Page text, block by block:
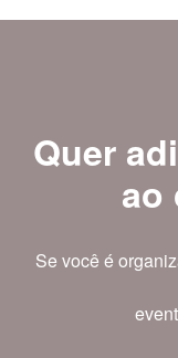
Quer
ao
Se você é